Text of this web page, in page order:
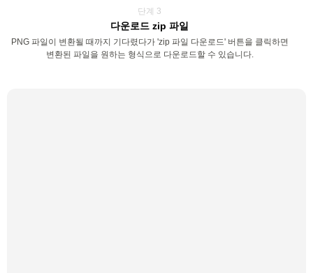
단계 3
다운로드 zip 파일
PNG 파일이 변환될 때까지 기다렸다가 'zip 파일 다운로드' 버튼을 클릭하면
변환된 파일을 원하는 형식으로 다운로드할 수 있습니다.